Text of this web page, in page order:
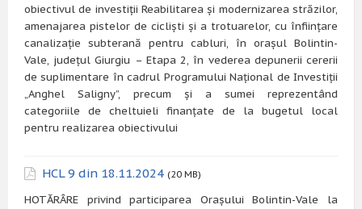
obiectivul de investiții Reabilitarea și modernizarea străzilor,
amenajarea pistelor de cicliști și a trotuarelor, cu înființare
canalizație subterană pentru cabluri, în orașul Bolintin-
Vale, județul Giurgiu – Etapa 2, în vederea depunerii cererii
de suplimentare în cadrul Programului Național de Investiții
„Anghel Saligny”, precum și a sumei reprezentând
categoriile de cheltuieli finanțate de la bugetul local
pentru realizarea obiectivului
HCL 9 din 18.11.2024 (20 MB)
HOTĂRÂRE privind participarea Orașului Bolintin-Vale la